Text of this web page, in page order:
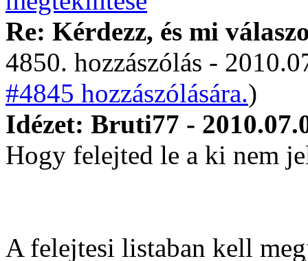
Re: Kérdezz, és mi
4850. hozzászólás -
#4845 hozzászólására.)
Idézet: Bruti77 -
Hogy felejted le a ki nem
A felejtesi listaban kell